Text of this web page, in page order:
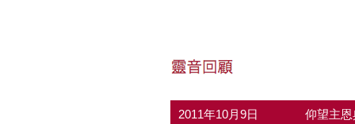
2011年10月9日 仰望主